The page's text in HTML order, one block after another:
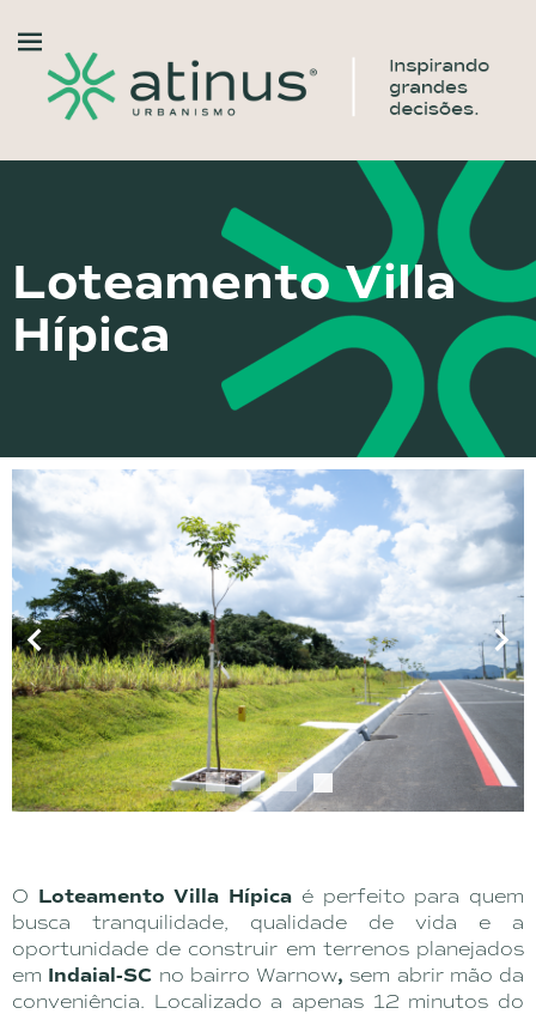
Loteamento Villa
Hípica
1 2 3
O Loteamento Villa Hípica é perfeito para quem
busca tranquilidade, qualidade de vida e a
oportunidade de construir em terrenos planejados
em Indaial-SC no bairro Warnow, sem abrir mão da
conveniência. Localizado a apenas 12 minutos do